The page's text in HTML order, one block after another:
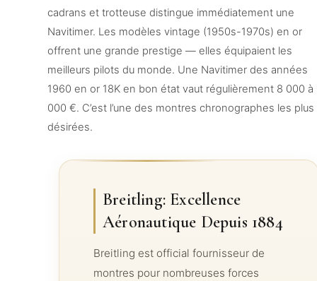
cadrans et trotteuse distingue immédiatement une
Navitimer. Les modèles vintage (1950s-1970s) en or
offrent une grande prestige — elles équipaient les
meilleurs pilots du monde. Une Navitimer des années
1960 en or 18K en bon état vaut régulièrement 8 000 à
000 €. C’est l’une des montres chronographes les plus
désirées.
Breitling: Excellence
Aéronautique Depuis 1884
Breitling est official fournisseur de
montres pour nombreuses forces